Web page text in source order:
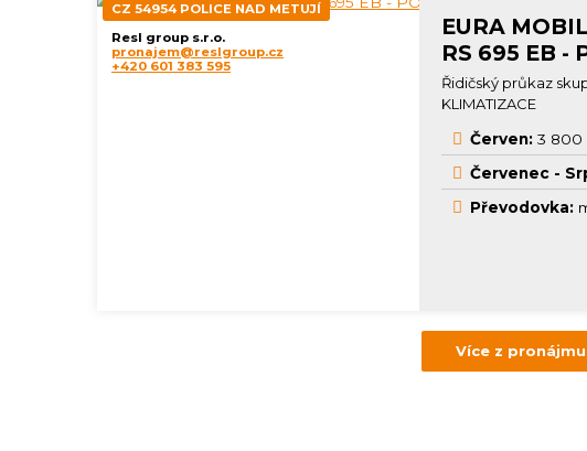
CZ 54954 POLICE NAD METUJÍ
Resl group s.r.o.
pronajem@reslgroup.cz
+420 601 383 595
EURA
RS 695 EB -
Řidičský průkaz
KLIMATIZACE
Červen: 3 800
Červenec -
Převodovka:
Více z pronájmu